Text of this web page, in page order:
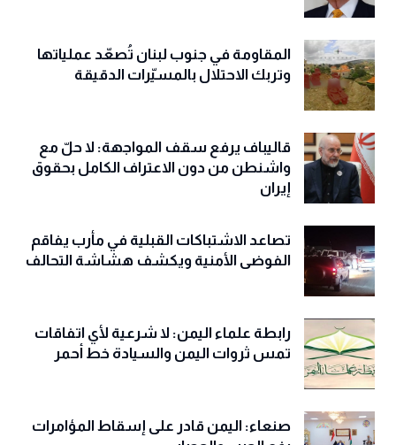
المقاومة في جنوب لبنان تُصعّد عملياتها
وتربك الاحتلال بالمسيّرات الدقيقة
قاليباف يرفع سقف المواجهة: لا حلّ مع
واشنطن من دون الاعتراف الكامل بحقوق
إيران
تصاعد الاشتباكات القبلية في مأرب يفاقم
الفوضى الأمنية ويكشف هشاشة التحالف
رابطة علماء اليمن: لا شرعية لأي اتفاقات
تمس ثروات اليمن والسيادة خط أحمر
صنعاء: اليمن قادر على إسقاط المؤامرات